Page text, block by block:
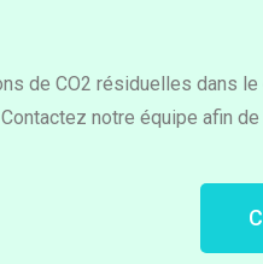
de CO2 résiduelles dans le
notre équipe afin